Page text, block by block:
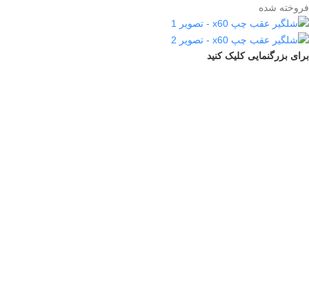
فروخته شده
برای بزرگنمایی کلیک کنید